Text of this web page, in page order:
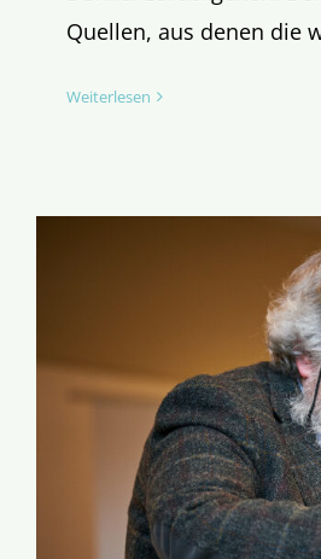
Quellen, aus denen die
Weiterlesen